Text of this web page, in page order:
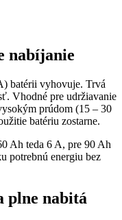
nabíjanie
batérii vyhovuje. Trvá
Vhodné pre udržiavanie
prúdom (15 – 30
batériu zostarne.
Ah teda 6 A, pre 90 Ah
potrebnú energiu bez
plne nabitá